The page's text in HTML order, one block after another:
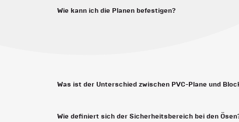
Wie kann ich die Planen befestigen?
Was ist der Unterschied zwischen PVC-Plane und
Wie definiert sich der Sicherheitsbereich bei den